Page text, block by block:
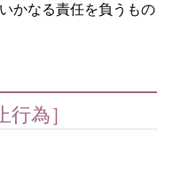
かなる責任を負うもの
行為］